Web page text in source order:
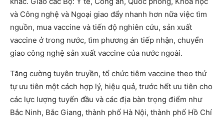
và Công nghệ và Ngoại giao đẩy nhanh hơn nữa việc tìm
nguồn, mua vaccine và tiến độ nghiên cứu, sản xuất
vaccine ở trong nước, tìm phương án tiếp nhận, chuyển
giao công nghệ sản xuất vaccine của nước ngoài.
Tăng cường tuyên truyền, tổ chức tiêm vaccine theo thứ
tự ưu tiên một cách hợp lý, hiệu quả, trước hết ưu tiên cho
các lực lượng tuyến đầu và các địa bàn trọng điểm như
Bắc Ninh, Bắc Giang, thành phố Hà Nội, thành phố Hồ Chí